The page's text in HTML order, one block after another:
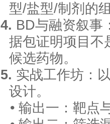
型/盐型/制剂的
4. BD与融资叙事
据包证明项目不
候选药物。
5. 实战工作坊：
设计。
• 输出一：靶点